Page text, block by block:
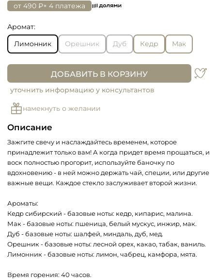
от 490 ₽× 4 платежа
Аромат:
Лимонник
Орешник Дуб Кедр Мак
ДОБАВИТЬ В КОРЗИНУ
уточнить информацию у консультантов
намекнуть о желании
Описание
Зажгите свечу и наслаждайтесь временем, которое
принадлежит только вам! А когда придет время прощаться, и
воск полностью прогорит, используйте баночку по
вдохновению - в ней можно держать чай, специи, или другие
важные вещи. Каждое стекло заслуживает второй жизни.
Ароматы:
Кедр сибирский - базовые ноты: кедр, кипарис, малина.
Мак - базовые ноты: пшеница, белый мускус, инжир, мак.
Дуб - базовые ноты: шалфей, миндаль, дуб, мед.
Орешник - базовые ноты: лесной орех, какао, табак, ваниль.
Лимонник - базовые ноты: лимон, чабрец, камфора, мята.
Время горения: 40 часов.